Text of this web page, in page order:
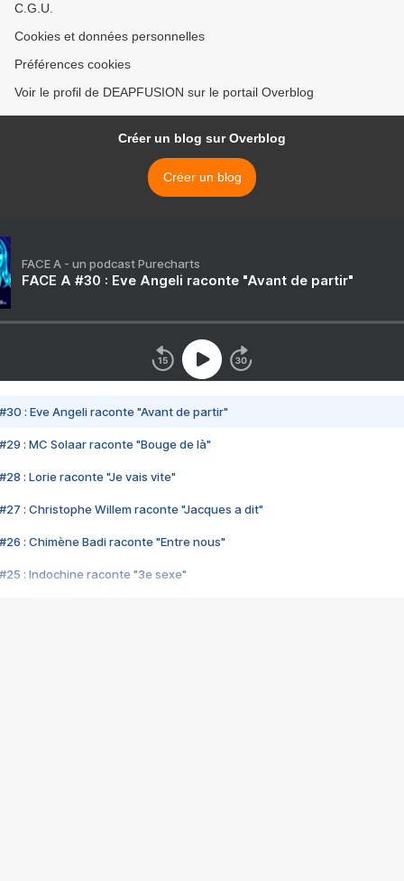
C.G.U.
Cookies et données personnelles
Préférences cookies
Voir le profil de DEAPFUSION sur le portail Overblog
Créer un blog sur Overblog
Créer un blog
FACE A - un podcast Purecharts
FACE A #30 : Eve Angeli raconte "Avant de partir"
#30 : Eve Angeli raconte "Avant de partir"
#29 : MC Solaar raconte "Bouge de là"
#28 : Lorie raconte "Je vais vite"
#27 : Christophe Willem raconte "Jacques a dit"
#26 : Chimène Badi raconte "Entre nous"
#25 : Indochine raconte "3e sexe"